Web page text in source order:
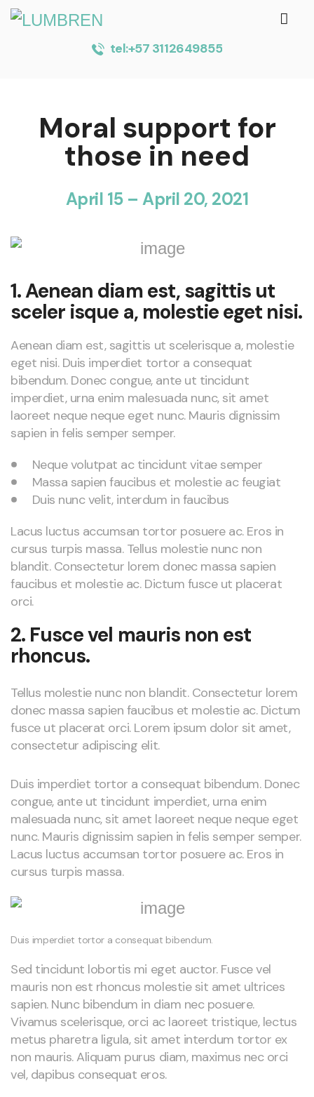
tel:+57 3112649855
Moral support for
those in need
April 15 – April 20, 2021
1. Aenean diam est, sagittis ut
sceler isque a, molestie eget nisi.
Aenean diam est, sagittis ut scelerisque a, molestie
eget nisi. Duis imperdiet tortor a consequat
bibendum. Donec congue, ante ut tincidunt
imperdiet, urna enim malesuada nunc, sit amet
laoreet neque neque eget nunc. Mauris dignissim
sapien in felis semper semper.
Neque volutpat ac tincidunt vitae semper
Massa sapien faucibus et molestie ac feugiat
Duis nunc velit, interdum in faucibus
Lacus luctus accumsan tortor posuere ac. Eros in
cursus turpis massa. Tellus molestie nunc non
blandit. Consectetur lorem donec massa sapien
faucibus et molestie ac. Dictum fusce ut placerat
orci.
2. Fusce vel mauris non est
rhoncus.
Tellus molestie nunc non blandit. Consectetur lorem
donec massa sapien faucibus et molestie ac. Dictum
fusce ut placerat orci. Lorem ipsum dolor sit amet,
consectetur adipiscing elit.
Duis imperdiet tortor a consequat bibendum. Donec
congue, ante ut tincidunt imperdiet, urna enim
malesuada nunc, sit amet laoreet neque neque eget
nunc. Mauris dignissim sapien in felis semper semper.
Lacus luctus accumsan tortor posuere ac. Eros in
cursus turpis massa.
Duis imperdiet tortor a consequat bibendum.
Sed tincidunt lobortis mi eget auctor. Fusce vel
mauris non est rhoncus molestie sit amet ultrices
sapien. Nunc bibendum in diam nec posuere.
Vivamus scelerisque, orci ac laoreet tristique, lectus
metus pharetra ligula, sit amet interdum tortor ex
non mauris. Aliquam purus diam, maximus nec orci
vel, dapibus consequat eros.